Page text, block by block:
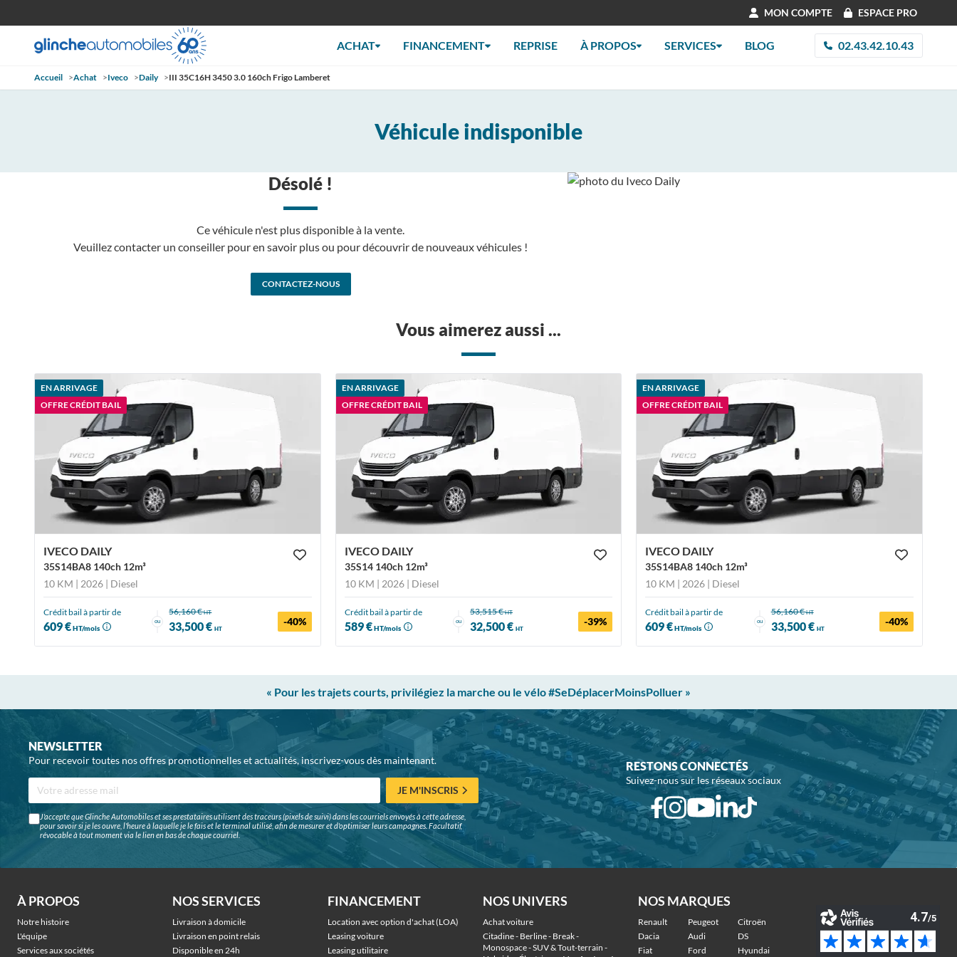
MON COMPTE ESPACE PRO
ACHAT FINANCEMENT REPRISE À PROPOS SERVICES BLOG 02.43.42.10.43
Accueil >Achat >Iveco >Daily >III 35C16H 3450 3.0 160ch Frigo Lamberet
Véhicule indisponible
Désolé !
Ce véhicule n'est plus disponible à la vente.
Veuillez contacter un conseiller pour en savoir plus ou pour découvrir de nouveaux véhicules !
CONTACTEZ-NOUS
Vous aimerez aussi ...
EN ARRIVAGE
OFFRE CRÉDIT BAIL
IVECO DAILY
35S14BA8 140ch 12m³
10 KM | 2026 | Diesel
Crédit bail à partir de
609 €HT/mois
ou
56,160 €HT
33,500 €HT
-40%
EN ARRIVAGE
OFFRE CRÉDIT BAIL
IVECO DAILY
35S14 140ch 12m³
10 KM | 2026 | Diesel
Crédit bail à partir de
589 €HT/mois
ou
53,515 €HT
32,500 € HT
-39%
EN ARRIVAGE
OFFRE CRÉDIT BAIL
IVECO DAILY
35S14BA8 140ch 12m³
10 KM | 2026 | Diesel
Crédit bail à partir de
609 €HT/mois
ou
56,160 €HT
33,500 € HT
-40%
« Pour les trajets courts, privilégiez la marche ou le vélo #SeDéplacerMoinsPolluer »
NEWSLETTER
Pour recevoir toutes nos offres promotionnelles et actualités, inscrivez-vous dès maintenant.
JE M'INSCRIS
J'accepte que Glinche Automobiles et ses prestataires utilisent des traceurs (pixels de suivi) dans les courriels envoyés à cette adresse,
pour savoir si je les ouvre, l'heure à laquelle je le fais et le terminal utilisé, afin de mesurer et d'optimiser leurs campagnes. Facultatif,
révocable à tout moment via le lien en bas de chaque courriel.
RESTONS CONNECTÉS
Suivez-nous sur les réseaux sociaux
À PROPOS
Notre histoire
L'équipe
Services aux sociétés
NOS SERVICES
Livraison à domicile
Livraison en point relais
Disponible en 24h
FINANCEMENT
Location avec option d'achat (LOA)
Leasing voiture
Leasing utilitaire
NOS UNIVERS
Achat voiture
Citadine - Berline - Break -
Monospace - SUV & Tout-terrain -
NOS MARQUES
Renault Peugeot
Citroën
Dacia
Audi
DS
Fiat
Ford Hyundai